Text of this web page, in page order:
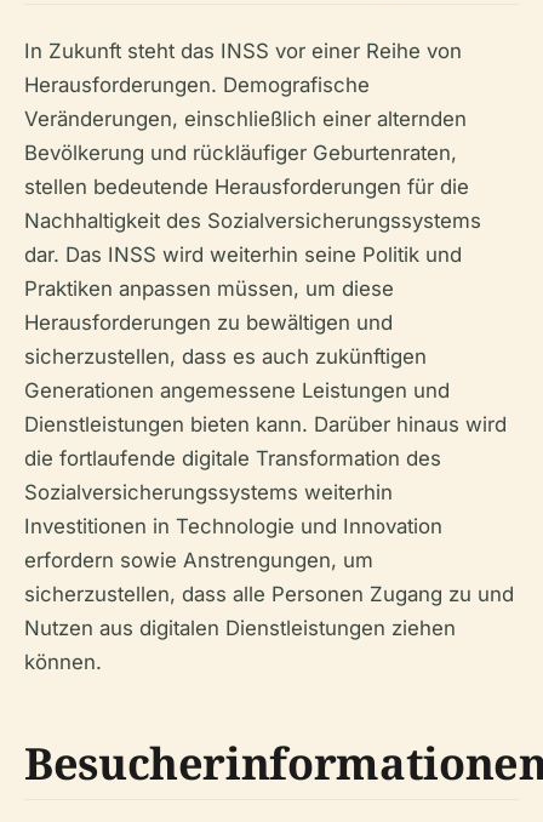
In Zukunft steht das INSS vor einer Reihe von
Herausforderungen. Demografische
Veränderungen, einschließlich einer alternden
Bevölkerung und rückläufiger Geburtenraten,
stellen bedeutende Herausforderungen für die
Nachhaltigkeit des Sozialversicherungssystems
dar. Das INSS wird weiterhin seine Politik und
Praktiken anpassen müssen, um diese
Herausforderungen zu bewältigen und
sicherzustellen, dass es auch zukünftigen
Generationen angemessene Leistungen und
Dienstleistungen bieten kann. Darüber hinaus wird
die fortlaufende digitale Transformation des
Sozialversicherungssystems weiterhin
Investitionen in Technologie und Innovation
erfordern sowie Anstrengungen, um
sicherzustellen, dass alle Personen Zugang zu und
Nutzen aus digitalen Dienstleistungen ziehen
können.